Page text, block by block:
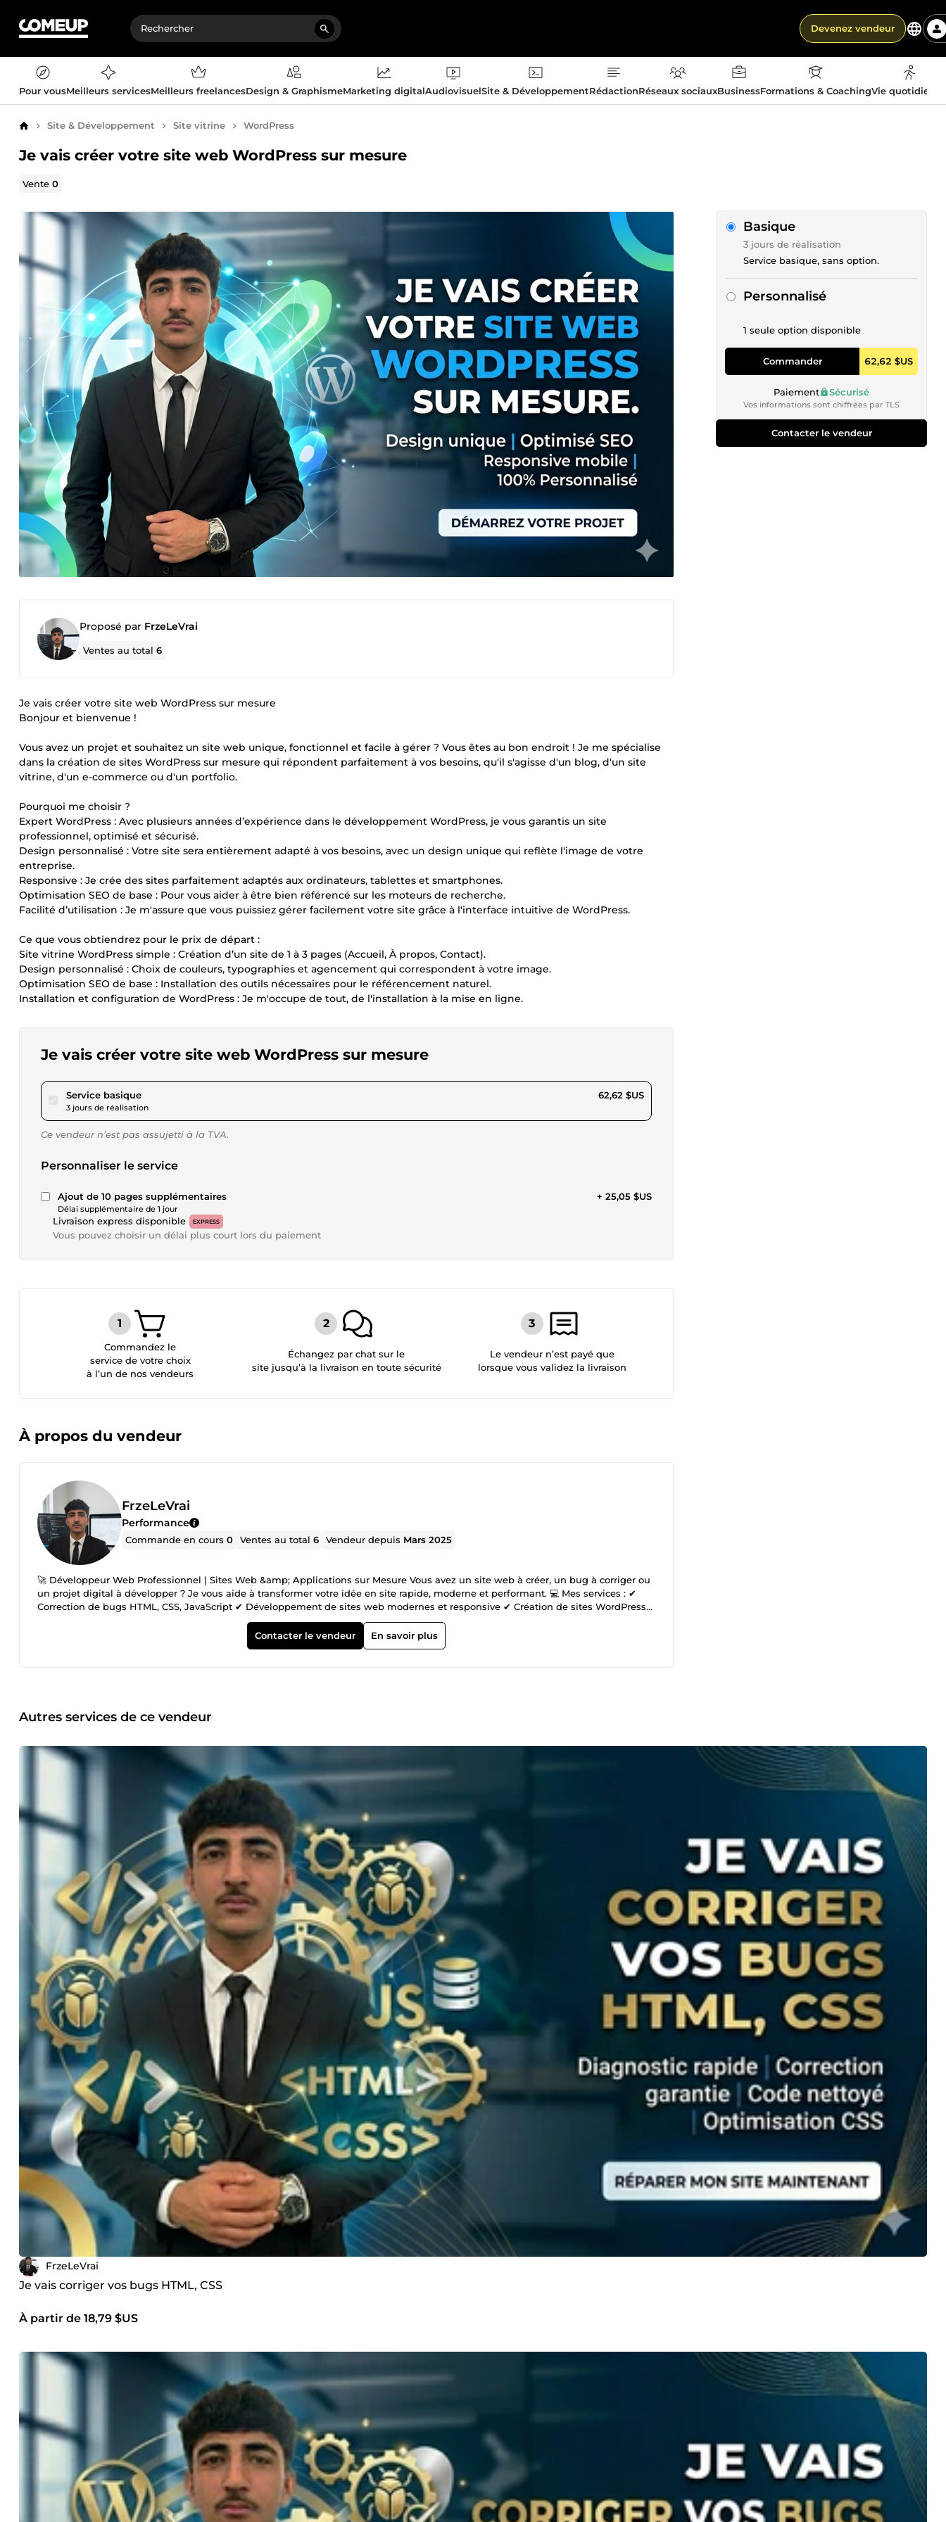
Devenez vendeur
Pour vousMeilleurs servicesMeilleurs freelancesDesign & GraphismeMarketing digitalAudiovisuelSite & DéveloppementRédactionRéseaux sociauxBusinessFormations & CoachingVie
AccueilSite & Développement Site vitrine WordPress
Je vais créer votre site web WordPress sur mesure
Vente0
Proposé par FrzeLeVrai
Ventes au total6
Je vais créer votre site web WordPress sur mesure
Bonjour et bienvenue !
Vous avez un projet et souhaitez un site web unique, fonctionnel et facile à gérer ? Vous êtes au bon endroit ! Je me spécialise
dans la création de sites WordPress sur mesure qui répondent parfaitement à vos besoins, qu'il s'agisse d'un blog, d'un site
vitrine, d'un e-commerce ou d'un portfolio.
Pourquoi me choisir ?
Expert WordPress : Avec plusieurs années d’expérience dans le développement WordPress, je vous garantis un site
professionnel, optimisé et sécurisé.
Design personnalisé : Votre site sera entièrement adapté à vos besoins, avec un design unique qui reflète l'image de votre
entreprise.
Responsive : Je crée des sites parfaitement adaptés aux ordinateurs, tablettes et smartphones.
Optimisation SEO de base : Pour vous aider à être bien référencé sur les moteurs de recherche.
Facilité d’utilisation : Je m'assure que vous puissiez gérer facilement votre site grâce à l'interface intuitive de WordPress.
Ce que vous obtiendrez pour le prix de départ :
Site vitrine WordPress simple : Création d’un site de 1 à 3 pages (Accueil, À propos, Contact).
Design personnalisé : Choix de couleurs, typographies et agencement qui correspondent à votre image.
Optimisation SEO de base : Installation des outils nécessaires pour le référencement naturel.
Installation et configuration de WordPress : Je m'occupe de tout, de l'installation à la mise en ligne.
Je vais créer votre site web WordPress sur mesure
Service basiquepour 57,72 $US
3 jours de réalisation
62,62 $US
Ce vendeur n’est pas assujetti à la TVA.
Personnaliser le service
Ajout de 10 pages supplémentaires
Délai supplémentaire de 1 jour
+ 25,05 $US
Livraison express disponible EXPRESS
Vous pouvez choisir un délai plus court lors du paiement
Basique
3 jours de réalisation
Service basique, sans option.
Personnalisé
1 seule option disponible
Commander 62,62 $US
Paiement Sécurisé
Vos informations sont chiffrées par TLS
Contacter le vendeur
Commandez le
service de votre choix
à l’un de nos vendeurs
Échangez par chat sur le
site jusqu’à la livraison en toute sécurité
Le vendeur n’est payé que
lorsque vous validez la livraison
À propos du vendeur
FrzeLeVrai
Performance
Commande en cours0 Ventes au total6 Vendeur depuis Mars 2025
🚀 Développeur Web Professionnel | Sites Web &amp; Applications sur Mesure Vous avez un site web à créer, un bug à corriger ou
un projet digital à développer ? Je vous aide à transformer votre idée en site rapide, moderne et performant. 💻 Mes services : ✔
Correction de bugs HTML, CSS, JavaScript ✔ Développement de sites web modernes et responsive ✔ Création de sites WordPress
professionnels ✔ Création de boutiques Shopify optimisées pour la vente ✔ Développement front-end (HTML, CSS, JS, React, Vue)
✔ Développement back-end (Node.js, PHP, Python) ✔ Création d’API et applications web sur mesure ✔ Optimisation SEO,
performance et sécurité 🎯 Pourquoi travailler avec moi ? ✅ Code propre, rapide et optimisé ✅ Design moderne et responsive
Contacter le vendeur En savoir plus
Autres services de ce vendeur
FrzeLeVrai
Je vais corriger vos bugs HTML, CSS
À partir de 18,79 $US